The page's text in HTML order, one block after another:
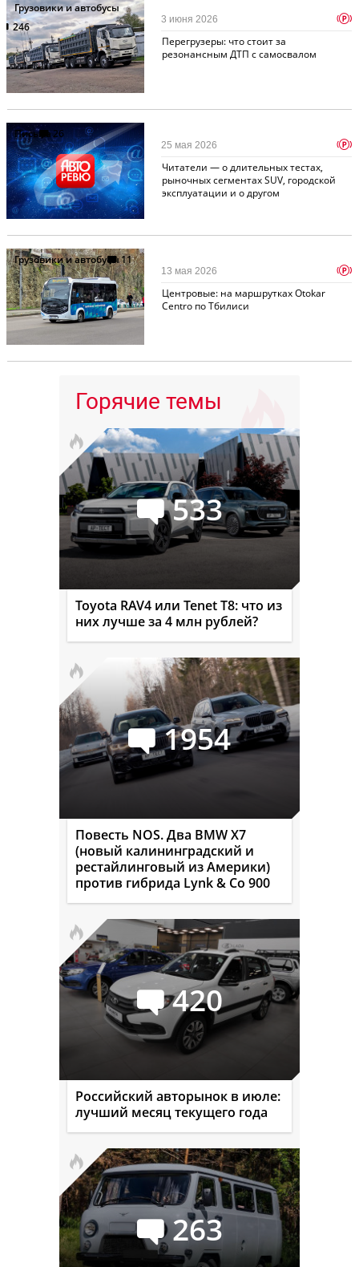
Грузовики и автобусы
246
Перегрузеры: что стоит за
резонансным ДТП с самосвалом
3 июня 2026 p
Письма26
Читатели — о длительных тестах,
рыночных сегментах SUV, городской
эксплуатации и о другом
25 мая 2026 p
Грузовики и автобусы11
Центровые: на маршрутках Otokar
Centro по Тбилиси
13 мая 2026 p
Горячие темы
533
Toyota RAV4 или Tenet T8: что из
них лучше за 4 млн рублей?
1954
Повесть NOS. Два BMW X7
(новый калининградский и
рестайлинговый из Америки)
против гибрида Lynk & Co 900
420
Российский авторынок в июле:
лучший месяц текущего года
263